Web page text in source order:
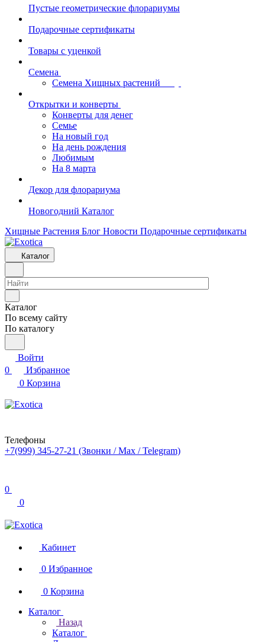
Пустые геометрические флорариумы
Подарочные сертификаты
Товары с уценкой
Семена
Семена Хищных растений
Открытки и конверты
Конверты для денег
Семье
На новый год
На день рождения
Любимым
На 8 марта
Декор для флорариума
Новогодний Каталог
Хищные Растения Блог Новости Подарочные сертификаты
Каталог
Каталог
По всему сайту
По каталогу
Войти
0
Избранное
0 Корзина
Телефоны
+7(999) 345-27-21 (Звонки / Max / Telegram)
0
0
Кабинет
0 Избранное
0 Корзина
Каталог
Назад
Каталог